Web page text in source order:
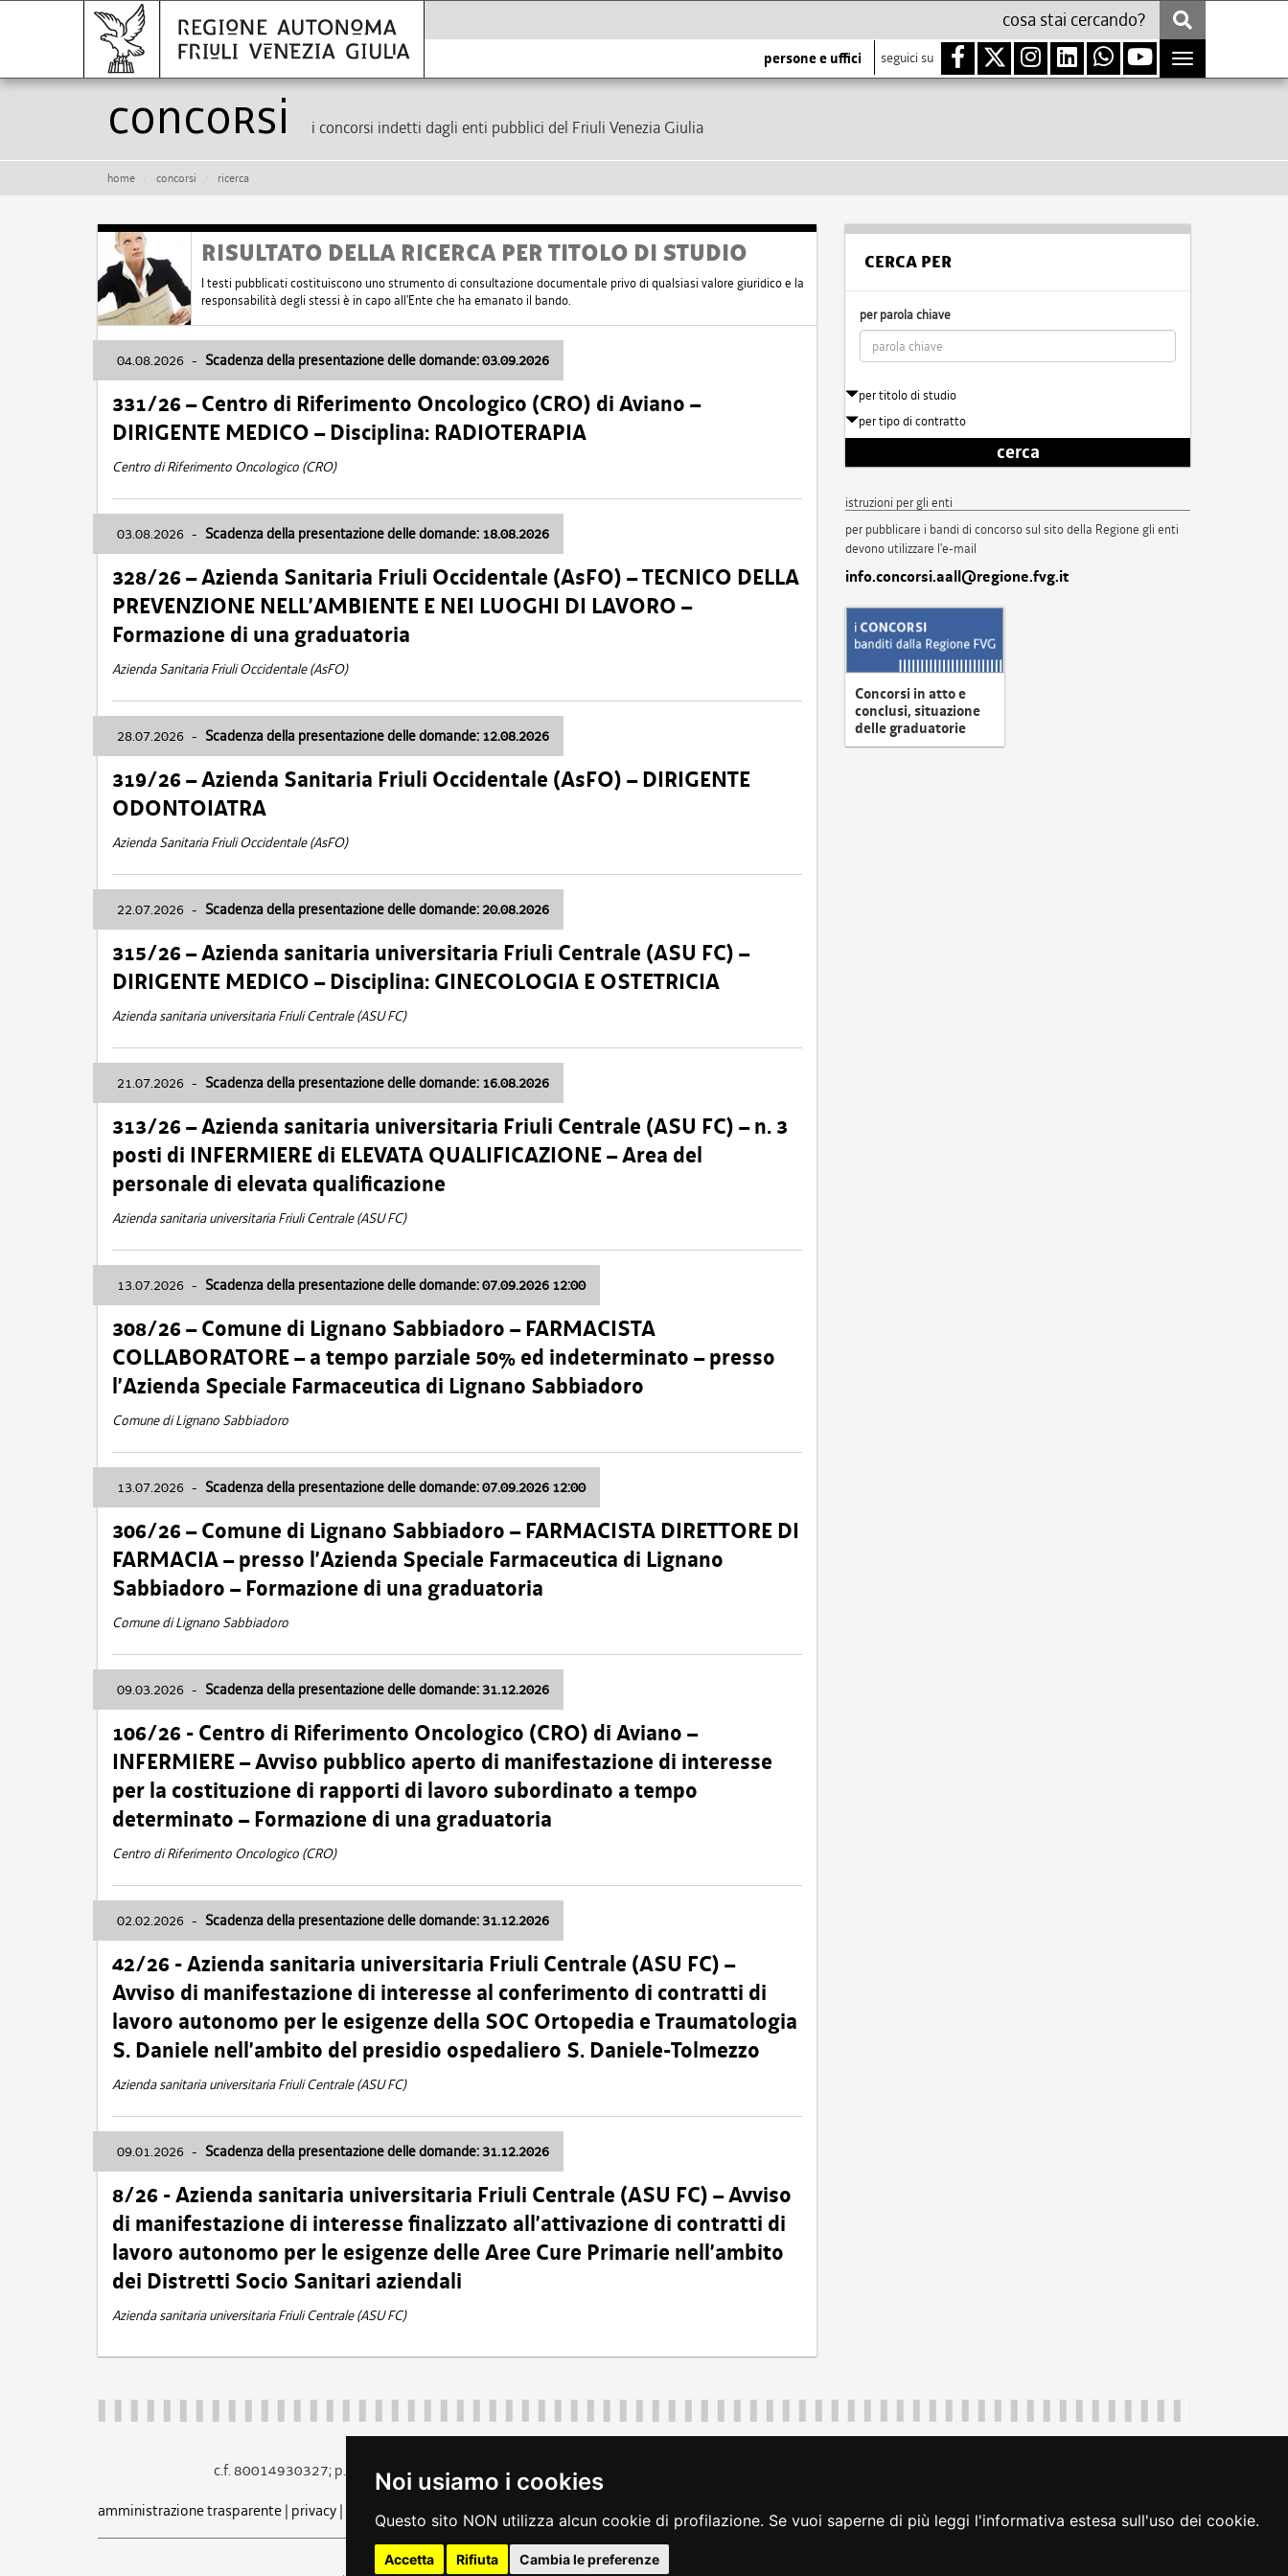
Noi usiamo i cookies
Questo sito NON utilizza alcun cookie di profilazione. Se vuoi saperne di più leggi l'informativa estesa sull'uso dei cookie.
Accetta Rifiuta Cambia le preferenze
persone e uffici seguici su
Toggle
navigation
Concorsi i concorsi indetti dagli enti pubblici del Friuli Venezia Giulia
home concorsi ricerca
RISULTATO DELLA RICERCA PER TITOLO DI STUDIO
I testi pubblicati costituiscono uno strumento di consultazione documentale privo di qualsiasi valore giuridico e la
responsabilità degli stessi è in capo all'Ente che ha emanato il bando.
04.08.2026 - Scadenza della presentazione delle domande: 03.09.2026
331/26 – Centro di Riferimento Oncologico (CRO) di Aviano –
DIRIGENTE MEDICO – Disciplina: RADIOTERAPIA
Centro di Riferimento Oncologico (CRO)
03.08.2026 - Scadenza della presentazione delle domande: 18.08.2026
328/26 – Azienda Sanitaria Friuli Occidentale (AsFO) – TECNICO DELLA
PREVENZIONE NELL’AMBIENTE E NEI LUOGHI DI LAVORO –
Formazione di una graduatoria
Azienda Sanitaria Friuli Occidentale (AsFO)
28.07.2026 - Scadenza della presentazione delle domande: 12.08.2026
319/26 – Azienda Sanitaria Friuli Occidentale (AsFO) – DIRIGENTE
ODONTOIATRA
Azienda Sanitaria Friuli Occidentale (AsFO)
22.07.2026 - Scadenza della presentazione delle domande: 20.08.2026
315/26 – Azienda sanitaria universitaria Friuli Centrale (ASU FC) –
DIRIGENTE MEDICO – Disciplina: GINECOLOGIA E OSTETRICIA
Azienda sanitaria universitaria Friuli Centrale (ASU FC)
21.07.2026 - Scadenza della presentazione delle domande: 16.08.2026
313/26 – Azienda sanitaria universitaria Friuli Centrale (ASU FC) – n. 3
posti di INFERMIERE di ELEVATA QUALIFICAZIONE – Area del
personale di elevata qualificazione
Azienda sanitaria universitaria Friuli Centrale (ASU FC)
13.07.2026 - Scadenza della presentazione delle domande: 07.09.2026 12:00
308/26 – Comune di Lignano Sabbiadoro – FARMACISTA
COLLABORATORE – a tempo parziale 50% ed indeterminato – presso
l’Azienda Speciale Farmaceutica di Lignano Sabbiadoro
Comune di Lignano Sabbiadoro
13.07.2026 - Scadenza della presentazione delle domande: 07.09.2026 12:00
306/26 – Comune di Lignano Sabbiadoro – FARMACISTA DIRETTORE DI
FARMACIA – presso l’Azienda Speciale Farmaceutica di Lignano
Sabbiadoro – Formazione di una graduatoria
Comune di Lignano Sabbiadoro
09.03.2026 - Scadenza della presentazione delle domande: 31.12.2026
106/26 - Centro di Riferimento Oncologico (CRO) di Aviano –
INFERMIERE – Avviso pubblico aperto di manifestazione di interesse
per la costituzione di rapporti di lavoro subordinato a tempo
determinato – Formazione di una graduatoria
Centro di Riferimento Oncologico (CRO)
02.02.2026 - Scadenza della presentazione delle domande: 31.12.2026
42/26 - Azienda sanitaria universitaria Friuli Centrale (ASU FC) –
Avviso di manifestazione di interesse al conferimento di contratti di
lavoro autonomo per le esigenze della SOC Ortopedia e Traumatologia
S. Daniele nell’ambito del presidio ospedaliero S. Daniele-Tolmezzo
Azienda sanitaria universitaria Friuli Centrale (ASU FC)
09.01.2026 - Scadenza della presentazione delle domande: 31.12.2026
8/26 - Azienda sanitaria universitaria Friuli Centrale (ASU FC) – Avviso
di manifestazione di interesse finalizzato all’attivazione di contratti di
lavoro autonomo per le esigenze delle Aree Cure Primarie nell’ambito
dei Distretti Socio Sanitari aziendali
Azienda sanitaria universitaria Friuli Centrale (ASU FC)
CERCA PER
per parola chiave
per titolo di studio
per tipo di contratto
cerca
istruzioni per gli enti
per pubblicare i bandi di concorso sul sito della Regione gli enti
devono utilizzare l'e-mail
info.concorsi.aall@regione.fvg.it
Concorsi in atto e
conclusi, situazione
delle graduatorie
c.f. 80014930327; p.iva 00526040324
piazza Unità d'Italia 1 Trieste
amministrazione trasparente| privacy| cookie note legali | accessibilità rss dichiarazione di accessibilità feedback cambio preferenze cookie loginFVG